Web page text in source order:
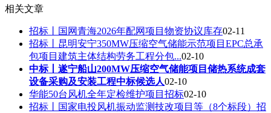
相关文章
招标丨国网青海2026年配网项目物资协议库存02-11
招标丨昆明安宁350MW压缩空气储能示范项目EPC总承
包项目建筑主体结构劳务工程分包...02-10
中标丨遂宁船山200MW压缩空气储能项目储热系统成套
设备采购及安装工程中标候选人02-10
华能50台风机全年定检维护项目招标02-10
招标丨国家电投风机振动监测技改项目等（8个标段）招